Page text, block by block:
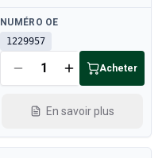
Disponible
NUMÉRO OE
1229957
Acheter
En savoir plus